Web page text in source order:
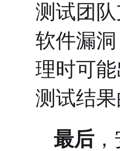
测试团
软件漏
理时可
测试结果
最后